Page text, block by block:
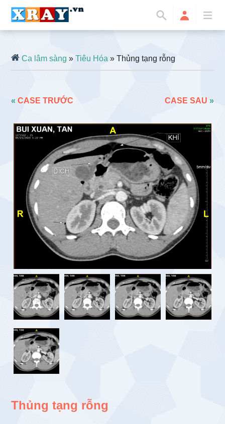
Ca lâm sàng »Tiêu Hóa » Thủng tạng rỗng
«CASE TRƯỚC CASE SAU »
Thủng tạng rỗng